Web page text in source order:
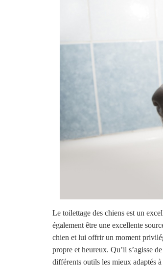
Le toilettage des chiens est un
également être une excellente
chien et lui offrir un moment
propre et heureux. Qu’il s’agisse
différents outils les mieux adaptés